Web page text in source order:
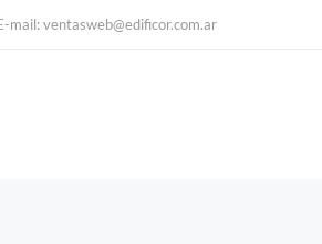
mail:ventasweb@edificor.com.ar